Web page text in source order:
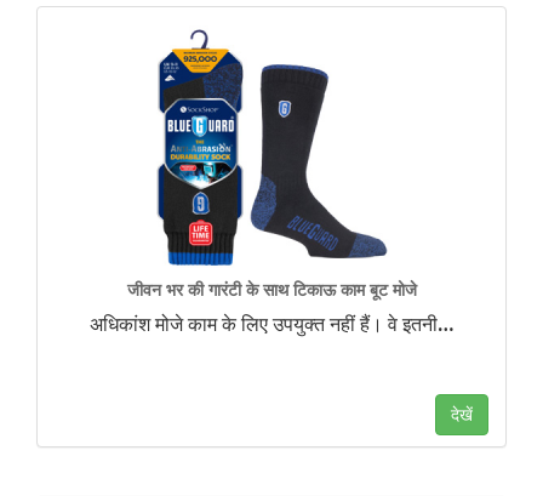
जीवन भर की गारंटी के साथ टिकाऊ काम बूट मोजे
अधिकांश मोजे काम के लिए उपयुक्त नहीं हैं। वे इतनी…
देखें